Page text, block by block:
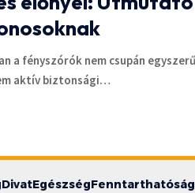
a fényszórók nem csupán egyszerű
aktív biztonsági…
DivatEgészségFenntarthatóság